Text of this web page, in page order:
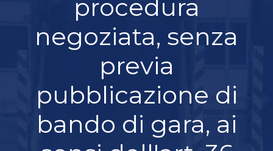
procedura
negoziata, senza
previa
pubblicazione di
bando di gara, ai